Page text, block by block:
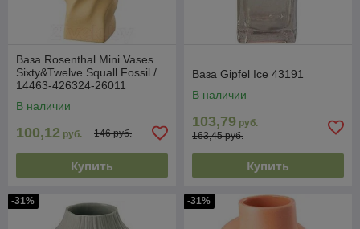
Ваза Rosenthal Mini Vases
Sixty&Twelve Squall Fossil /
14463-426324-26011
В наличии
100,12 руб. 146 руб.
Купить
Ваза Gipfel Ice 43191
В наличии
103,79 руб.
163,45 руб.
Купить
-31% -31%